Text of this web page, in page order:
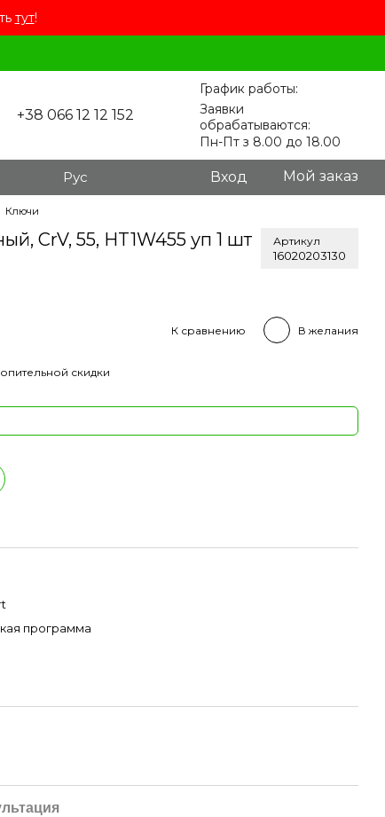
тут!
+38 066 12 12 152
График работы:
Заявки
обрабатываются:
Пн-Пт з 8.00 до 18.00
Рус Вход Мой заказ
Ключи
CrV, 55, HT1W455 уп 1 шт
Артикул
16020203130
К сравнению В желания
скидки
программа